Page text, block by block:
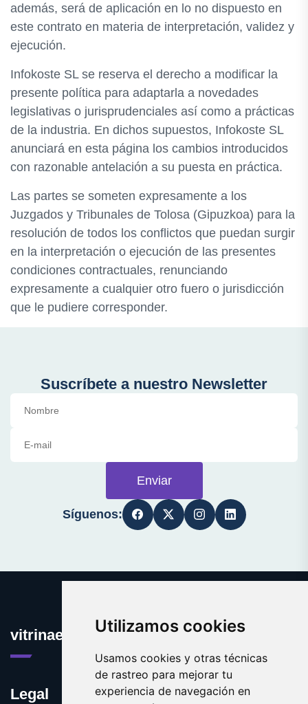
Utilizamos cookies
Usamos cookies y otras técnicas
de rastreo para mejorar tu
experiencia de navegación en
además, será de aplicación en lo no dispuesto en
este contrato en materia de interpretación, validez y
ejecución.
Infokoste SL se reserva el derecho a modificar la
presente política para adaptarla a novedades
legislativas o jurisprudenciales así como a prácticas
de la industria. En dichos supuestos, Infokoste SL
anunciará en esta página los cambios introducidos
con razonable antelación a su puesta en práctica.
Las partes se someten expresamente a los
Juzgados y Tribunales de Tolosa (Gipuzkoa) para la
resolución de todos los conflictos que puedan surgir
en la interpretación o ejecución de las presentes
condiciones contractuales, renunciando
expresamente a cualquier otro fuero o jurisdicción
que le pudiere corresponder.
Suscríbete a nuestro Newsletter
Enviar
Síguenos:
vitrinaexpositora.com
Legal